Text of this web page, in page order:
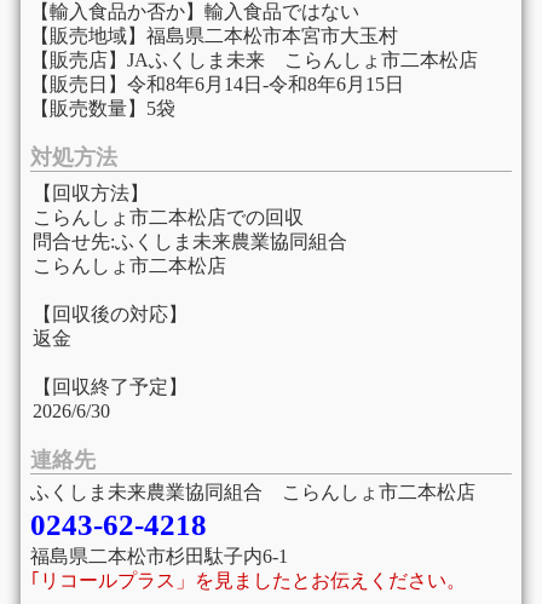
【輸入食品か否か】輸入食品ではない
【販売地域】福島県二本松市本宮市大玉村
【販売店】JAふくしま未来 こらんしょ市二本松店
【販売日】令和8年6月14日-令和8年6月15日
【販売数量】5袋
対処方法
【回収方法】
こらんしょ市二本松店での回収
問合せ先:ふくしま未来農業協同組合
こらんしょ市二本松店
【回収後の対応】
返金
【回収終了予定】
2026/6/30
連絡先
ふくしま未来農業協同組合 こらんしょ市二本松店
0243-62-4218
福島県二本松市杉田駄子内6-1
｢リコールプラス」を見ましたとお伝えください。